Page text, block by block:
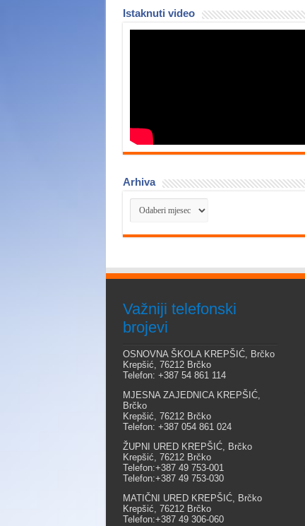
Istaknuti video
Arhiva
Arhiva
Važniji telefonski
brojevi
OSNOVNA ŠKOLA KREPŠIĆ, Brčko
Krepšić, 76212 Brčko
Telefon: +387 54 861 114
MJESNA ZAJEDNICA KREPŠIĆ,
Brčko
Krepšić, 76212 Brčko
Telefon: +387 054 861 024
ŽUPNI URED KREPŠIĆ, Brčko
Krepšić, 76212 Brčko
Telefon:+387 49 753-001
Telefon:+387 49 753-030
MATIČNI URED KREPŠIĆ, Brčko
Krepšić, 76212 Brčko
Telefon:+387 49 306-060